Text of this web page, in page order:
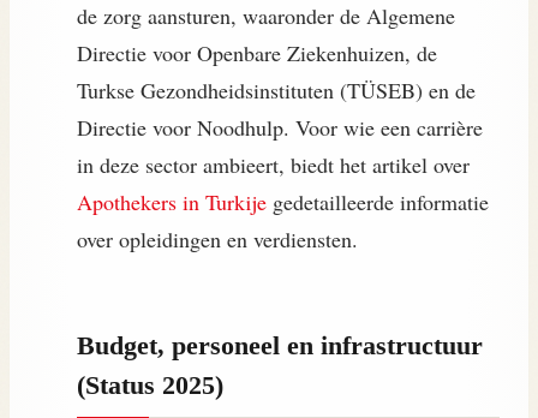
de zorg aansturen, waaronder de Algemene
Directie voor Openbare Ziekenhuizen, de
Turkse Gezondheidsinstituten (TÜSEB) en de
Directie voor Noodhulp. Voor wie een carrière
in deze sector ambieert, biedt het artikel over
Apothekers in Turkije gedetailleerde informatie
over opleidingen en verdiensten.
Budget, personeel en infrastructuur
(Status 2025)